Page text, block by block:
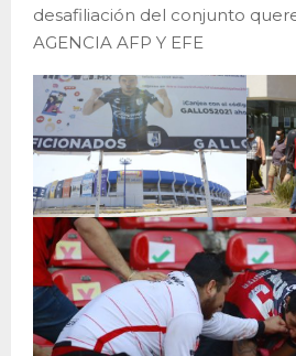
desafiliación del conjunto
AGENCIA AFP Y EFE